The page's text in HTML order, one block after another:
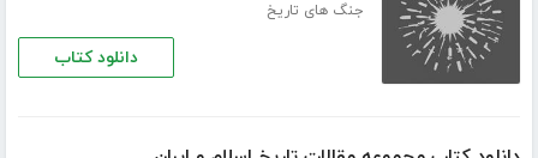
جنگ های تاریخ
دانلود کتاب